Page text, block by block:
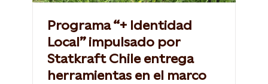
Programa “+ Identidad
Local” impulsado por
Statkraft Chile entrega
herramientas en el marco